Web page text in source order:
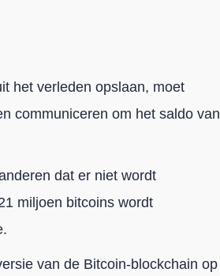
het verleden opslaan, moet
communiceren om het saldo van
dat er niet wordt
miljoen bitcoins wordt
van de Bitcoin-blockchain op